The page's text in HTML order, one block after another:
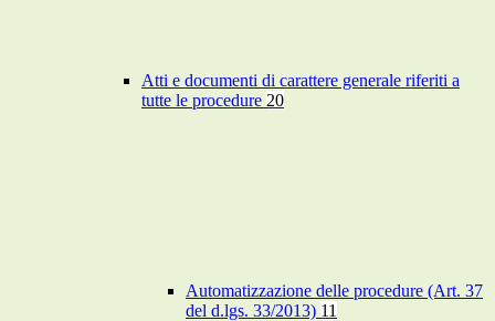
Atti e documenti di carattere generale riferiti a
tutte le procedure 20
Automatizzazione delle procedure (Art. 37
del d.lgs. 33/2013) 11